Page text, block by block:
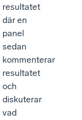
resultatet
där en
panel
sedan
kommenterar
resultatet
och
diskuterar
vad